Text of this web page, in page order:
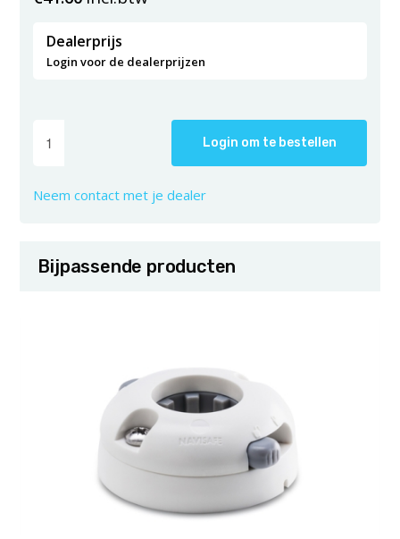
Dealerprijs
Login voor de dealerprijzen
Login om te bestellen
Neem contact met je dealer
Bijpassende producten